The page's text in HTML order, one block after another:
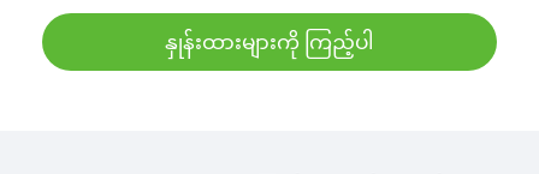
နှုန်းထားများကို ကြည့်ပါ